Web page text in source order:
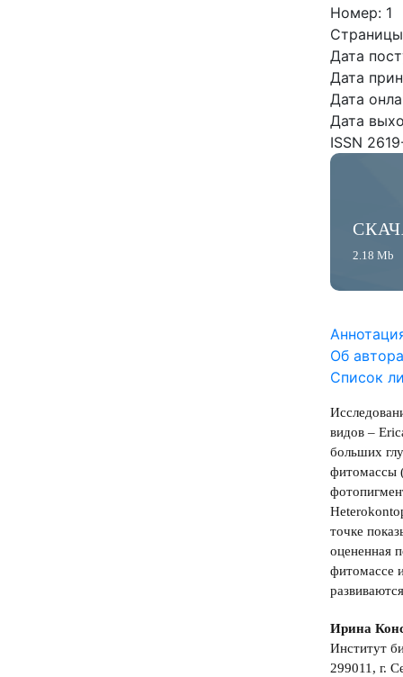
Номер: 1
Дата
Дата
Дата
Дата
ISSN
2.18 Mb
Об
Список
видов –
больших
фитомассы
точке
оцененная
фитомассе
Ирина
Институт
299011, г.